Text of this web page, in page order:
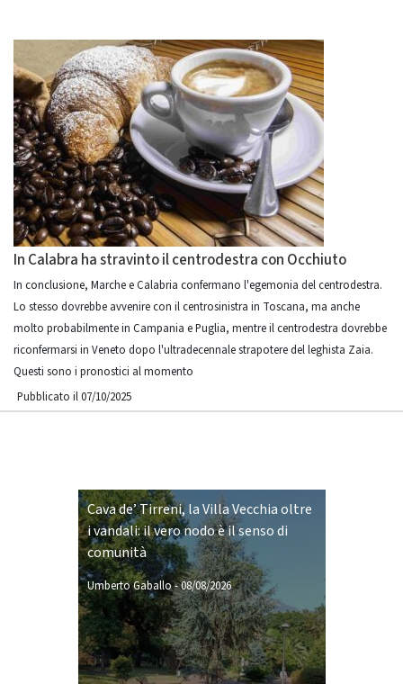
In Calabra ha stravinto il centrodestra con Occhiuto
In conclusione, Marche e Calabria confermano l'egemonia del centrodestra.
Lo stesso dovrebbe avvenire con il centrosinistra in Toscana, ma anche
molto probabilmente in Campania e Puglia, mentre il centrodestra dovrebbe
riconfermarsi in Veneto dopo l'ultradecennale strapotere del leghista Zaia.
Questi sono i pronostici al momento
Pubblicato il 07/10/2025
Cava de’ Tirreni, la Villa Vecchia oltre
i vandali: il vero nodo è il senso di
comunità
Umberto Gaballo-08/08/2026